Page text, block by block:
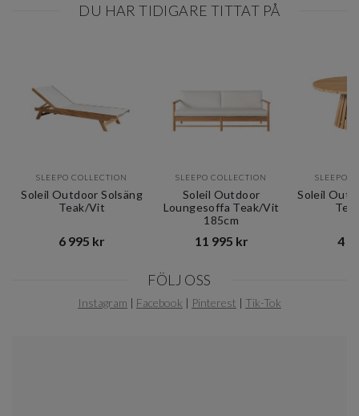
DU HAR TIDIGARE TITTAT PÅ
SLEEPO COLLECTION
Soleil Outdoor Solsäng
Teak/Vit
6 995 kr​​
SLEEPO COLLECTION
Soleil Outdoor
Loungesoffa Teak/Vit
185cm
11 995 kr​​
SLEEPO
Soleil
4
FÖLJ OSS
Instagram | Facebook | Pinterest | Tik-Tok